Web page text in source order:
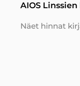
AIOS
Näet hinnat